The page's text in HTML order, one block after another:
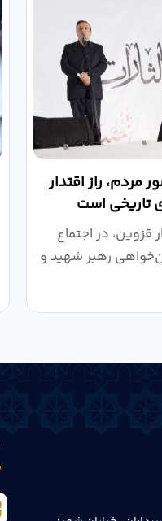
مردم، راز اقتدار
تاریخی است
قزوین، در اجتماع
رهبر شهید و